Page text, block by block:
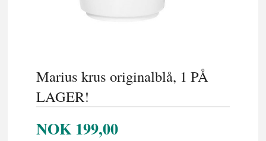
Marius krus originalblå, 1 PÅ
LAGER!
NOK 199,00